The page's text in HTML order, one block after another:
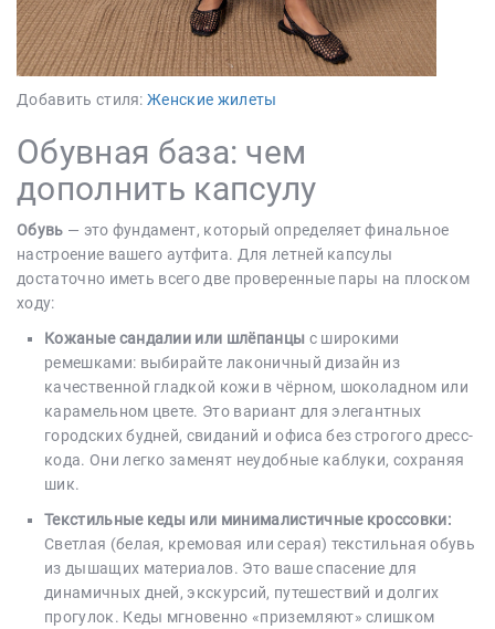
Добавить стиля:Женские жилеты
Обувная база: чем
дополнить капсулу
Обувь — это фундамент, который определяет финальное
настроение вашего аутфита. Для летней капсулы
достаточно иметь всего две проверенные пары на плоском
ходу:
Кожаные сандалии или шлёпанцы с широкими
ремешками: выбирайте лаконичный дизайн из
качественной гладкой кожи в чёрном, шоколадном или
карамельном цвете. Это вариант для элегантных
городских будней, свиданий и офиса без строгого дресс-
кода. Они легко заменят неудобные каблуки, сохраняя
шик.
Текстильные кеды или минималистичные кроссовки:
Светлая (белая, кремовая или серая) текстильная обувь
из дышащих материалов. Это ваше спасение для
динамичных дней, экскурсий, путешествий и долгих
прогулок. Кеды мгновенно «приземляют» слишком